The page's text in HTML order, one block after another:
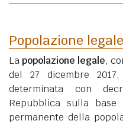
Popolazione
Lapopolazione legale,
del 27 dicembre
determinata con
Repubblica sulla
permanente della